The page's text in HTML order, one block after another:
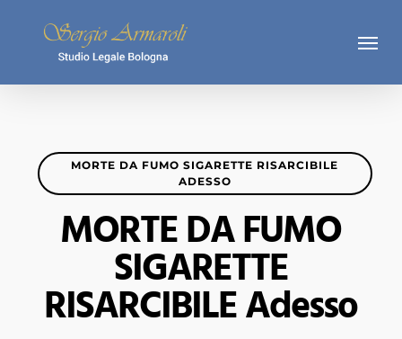
Menu
MORTE DA FUMO SIGARETTE RISARCIBILE
ADESSO
MORTE DA FUMO
SIGARETTE
RISARCIBILE Adesso